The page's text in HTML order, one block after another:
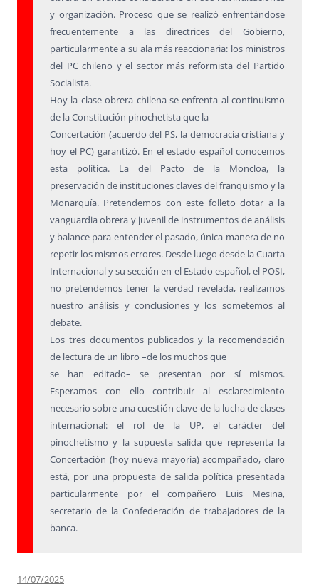
y organización. Proceso que se realizó enfrentándose
frecuentemente a las directrices del Gobierno,
particularmente a su ala más reaccionaria: los ministros
del PC chileno y el sector más reformista del Partido
Socialista.
Hoy la clase obrera chilena se enfrenta al continuismo
de la Constitución pinochetista que la
Concertación (acuerdo del PS, la democracia cristiana y
hoy el PC) garantizó. En el estado español conocemos
esta política. La del Pacto de la Moncloa, la
preservación de instituciones claves del franquismo y la
Monarquía. Pretendemos con este folleto dotar a la
vanguardia obrera y juvenil de instrumentos de análisis
y balance para entender el pasado, única manera de no
repetir los mismos errores. Desde luego desde la Cuarta
Internacional y su sección en el Estado español, el POSI,
no pretendemos tener la verdad revelada, realizamos
nuestro análisis y conclusiones y los sometemos al
debate.
Los tres documentos publicados y la recomendación
de lectura de un libro –de los muchos que
se han editado– se presentan por sí mismos.
Esperamos con ello contribuir al esclarecimiento
necesario sobre una cuestión clave de la lucha de clases
internacional: el rol de la UP, el carácter del
pinochetismo y la supuesta salida que representa la
Concertación (hoy nueva mayoría) acompañado, claro
está, por una propuesta de salida política presentada
particularmente por el compañero Luis Mesina,
secretario de la Confederación de trabajadores de la
banca.
14/07/2025